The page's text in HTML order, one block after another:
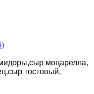
моцарелла,
тостовый,